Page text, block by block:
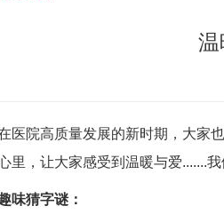
温
医院高质量发展的新时期，大家
里，让大家感受到温暖与爱.......
味猜字谜：